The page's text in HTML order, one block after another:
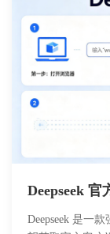
Deepseek
Deepseek 是一